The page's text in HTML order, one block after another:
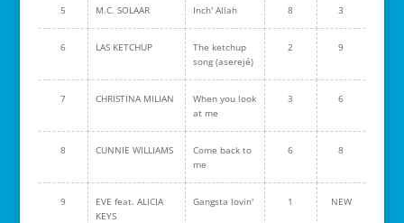
5 M.C. SOLAAR Inch' Allah 8 3
6 LAS KETCHUP
The ketchup
song (aserejé)
2 9
7 CHRISTINA MILIAN
When you look
at me
3 6
8 CUNNIE WILLIAMS
Come back to
me
6 8
9
EVE feat. ALICIA
KEYS
Gangsta lovin' 1 NEW